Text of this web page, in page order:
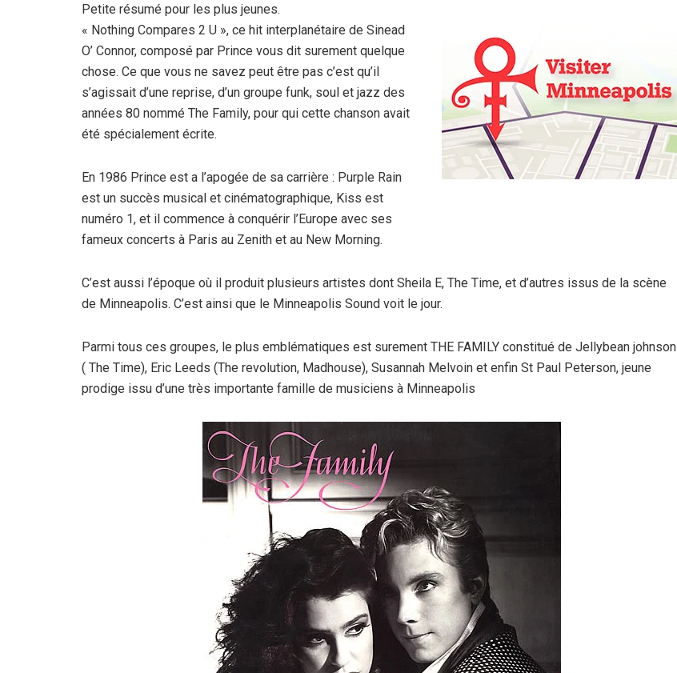
Petite résumé pour les plus jeunes.
« Nothing Compares 2 U », ce hit interplanétaire de Sinead
O’ Connor, composé par Prince vous dit surement quelque
chose. Ce que vous ne savez peut être pas c’est qu’il
s’agissait d’une reprise, d’un groupe funk, soul et jazz des
années 80 nommé The Family, pour qui cette chanson avait
été spécialement écrite.
En 1986 Prince est a l’apogée de sa carrière : Purple Rain
est un succès musical et cinématographique, Kiss est
numéro 1, et il commence à conquérir l’Europe avec ses
fameux concerts à Paris au Zenith et au New Morning.
C’est aussi l’époque où il produit plusieurs artistes dont Sheila E, The Time, et d’autres issus de la scène
de Minneapolis. C’est ainsi que le Minneapolis Sound voit le jour.
Parmi tous ces groupes, le plus emblématiques est surement THE FAMILY constitué de Jellybean johnson
( The Time), Eric Leeds (The revolution, Madhouse), Susannah Melvoin et enfin St Paul Peterson, jeune
prodige issu d’une très importante famille de musiciens à Minneapolis